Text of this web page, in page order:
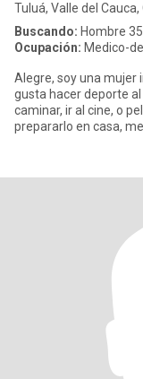
Tuluá, Valle del
Buscando: Hombre
Ocupación: Medico-
Alegre, soy una mujer
gusta hacer deporte
caminar, ir al cine, o
prepararlo en casa,